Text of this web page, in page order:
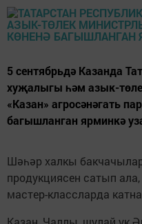
5 сентябрьдә Казанда
хуҗалыгы һәм азык-
«Казан» агросәнәгать
багышланган ярминкә
Шәһәр халкы
продукциясен сатып
мастер-классларда